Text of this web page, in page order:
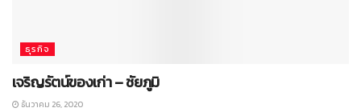
ธุรกิจ
เจริญรัตน์ของเก่า – ชัยภูมิ
ธันวาคม 26, 2020